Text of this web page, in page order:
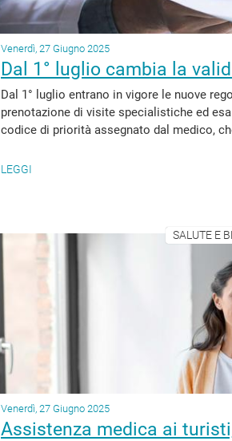
Venerdì, 27 Giugno 2025
Dal 1° luglio cambia la
Dal 1° luglio entrano in vigore le nuove
prenotazione di visite specialistiche ed
codice di priorità assegnato dal medico,
LEGGI
SALUTE E
Venerdì, 27 Giugno 2025
Assistenza medica ai